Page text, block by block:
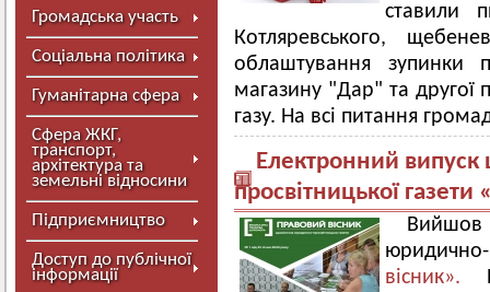
Громадська участь
Соціальна політика
Гуманітарна сфера
Сфера ЖКГ,
транспорт,
архітектура та
земельні відносини
Підприємництво
Доступ до публічної
інформації
ставили
Котляревського,
облаштування зупинки
магазину "Дар" та другої
газу. На всі питання
Електронний
просвітницької
Вийшов
вісник».